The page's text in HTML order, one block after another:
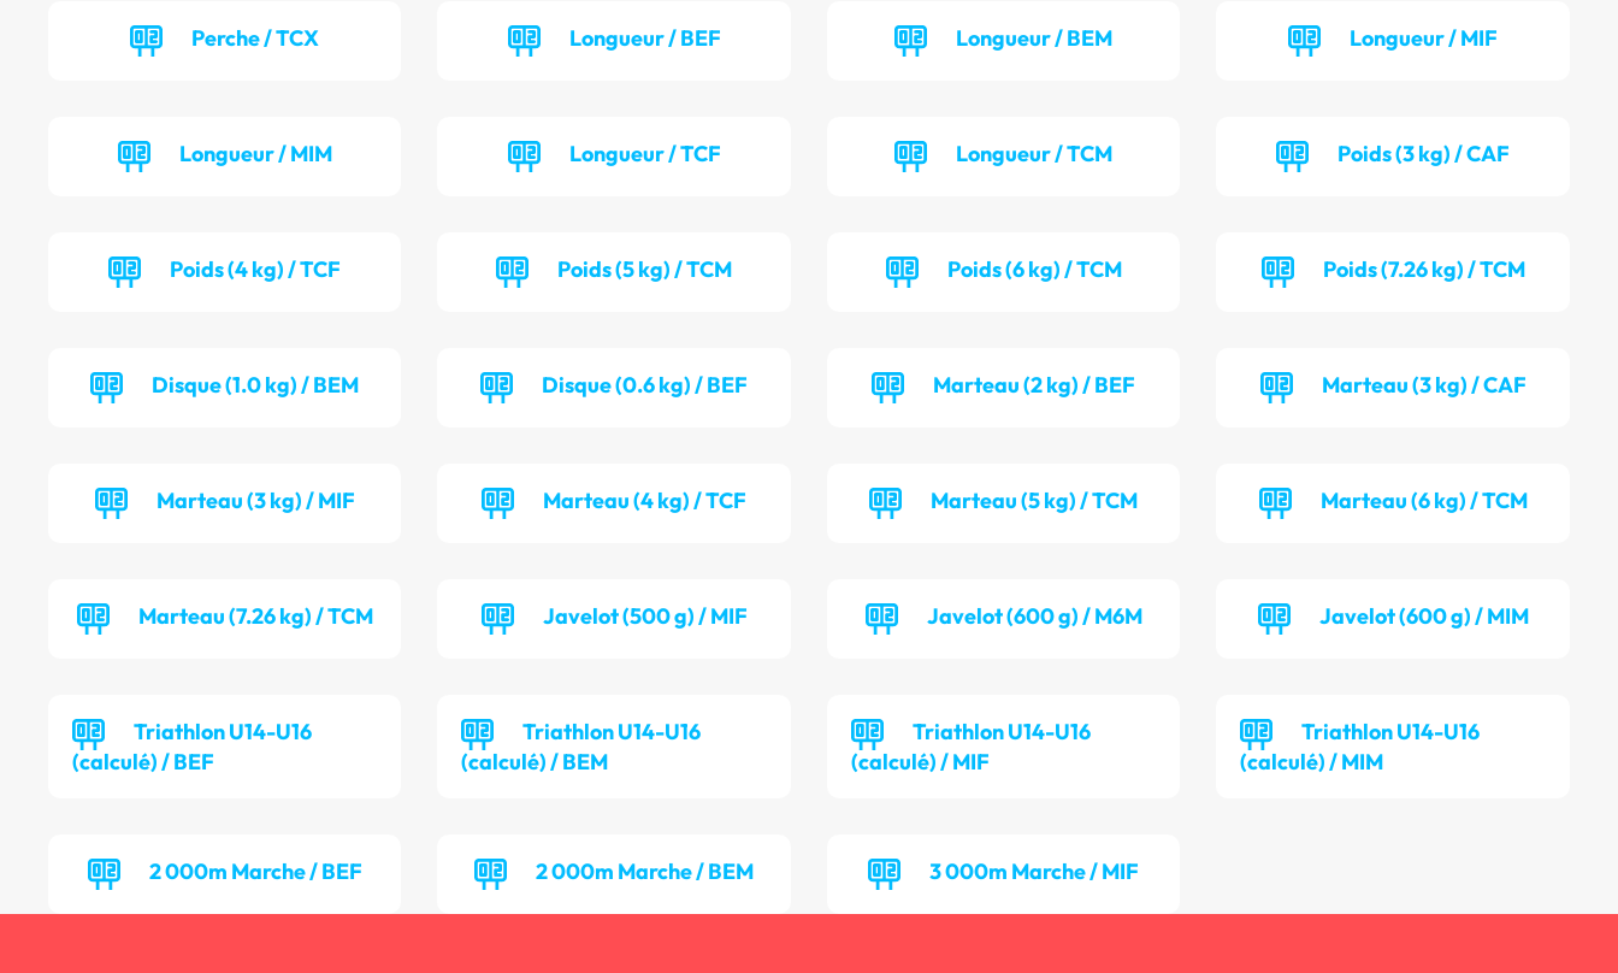
Perche / TCX Longueur / BEF Longueur / BEM Longueur / MIF
Longueur / MIM Longueur / TCF Longueur / TCM Poids (3 kg) / CAF
Poids (4 kg) / TCF Poids (5 kg) / TCM Poids (6 kg) / TCM Poids (7.26 kg) / TCM
Disque (1.0 kg) / BEM Disque (0.6 kg) / BEF Marteau (2 kg) / BEF Marteau (3 kg) / CAF
Marteau (3 kg) / MIF Marteau (4 kg) / TCF Marteau (5 kg) / TCM Marteau (6 kg) / TCM
Marteau (7.26 kg) / TCM Javelot (500 g) / MIF Javelot (600 g) / M6M Javelot (600 g) / MIM
Triathlon U14-U16
(calculé) / BEF
Triathlon U14-U16
(calculé) / BEM
Triathlon U14-U16
(calculé) / MIF
Triathlon U14-U16
(calculé) / MIM
2 000m Marche / BEF 2 000m Marche / BEM 3 000m Marche / MIF